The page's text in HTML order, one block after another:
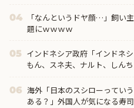
04
「なんというドヤ顔…」飼い
題にｗｗｗｗ
05 インドネシア政府「インドネ
もん、スネ夫、ナルト、しん
06 海外「日本のスシローってい
ある？」外国人が気になる寿